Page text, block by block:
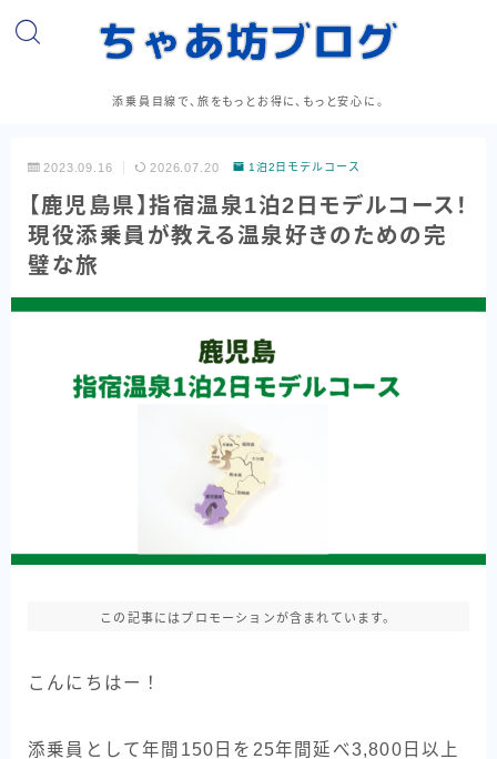
添乗員目線で、旅をもっとお得に、もっと安心に。
2023.09.16 2026.07.20 1泊2日モデルコース
【鹿児島県】指宿温泉1泊2日モデルコース！
現役添乗員が教える温泉好きのための完
璧な旅
この記事にはプロモーションが含まれています。
こんにちはー！
添乗員として年間150日を25年間延べ3,800日以上